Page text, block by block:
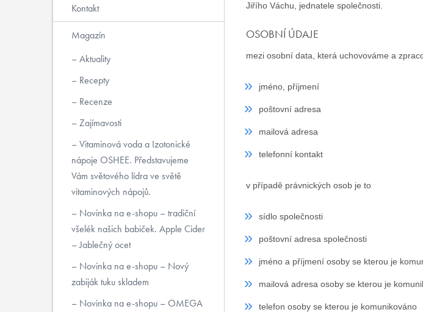
Jiřího Váchu, jednatele společnosti.
OSOBNÍ ÚDAJE
mezi osobní data, která uchovováme a
jméno, příjmení
poštovní adresa
mailová adresa
telefonní kontakt
v případě právnických osob je to
sídlo společnosti
poštovní adresa společnosti
jméno a příjmení osoby se kterou je
mailová adresa osoby se kterou je
telefon osoby se kterou je komunikováno
Kontakt
Magazín
Aktuality
Recepty
Recenze
Zajímavosti
Vitaminová voda a Izotonické
nápoje OSHEE. Představujeme
Vám světového lídra ve světě
vitaminových nápojů.
Novinka na e-shopu – tradiční
všelék našich babiček. Apple Cider
– Jablečný ocet
Novinka na e-shopu – Nový
zabiják tuku skladem
Novinka na e-shopu – OMEGA